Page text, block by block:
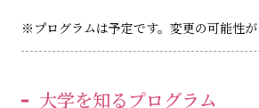
※プログラムは予定です。変更の可能性が
大学を知るプログラム